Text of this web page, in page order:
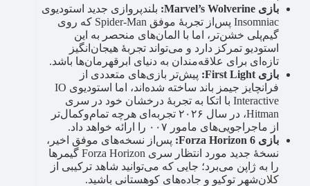
بازی Marvel’s Wolverine:
بلندپروازی جدید استودیوی
Insomniac پس‌از تجربۀ موفق Spider-Man که روی
گیم‌پلی خشن‌تر، اما با المان‌های منحصر به این
استودیو تمرکز دارد و می‌تواند تجربۀ هیجان‌انگیز
تازه‌ای برای علاقه‌مندان به دنیای ابرقهرمان‌ها باشد.
بازی First Light:
پیش‌تر بازی‌های متعددی از
فرانچایز جیمز باند ساخته شده‌اند، اما استودیوی IO
Interactive با اتکا به تجربۀ درخشان خود در سری
Hitman، در سال ۲۰۲۶ تجربه‌ای هرچه تمام‌وکمال‌تر
از ماجراجویی‌های مامور ۰۰۷ را ارائه خواهد داد.
بازی Forza Horizon 6:
پس‌از نسخه‌های موفق اخیر،
نسخۀ جدید مورد انتظار سری Forza Horizon گیمرها
را به ژاپن می‌برد؛ جایی که می‌توانید شاهد ترکیبی از
کلان‌شهر توکیو و جاده‌های کوهستانی باشید.